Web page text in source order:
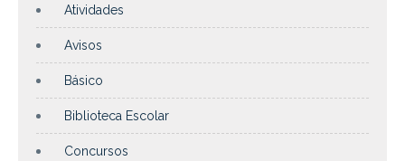
Atividades
Avisos
Básico
Biblioteca Escolar
Concursos